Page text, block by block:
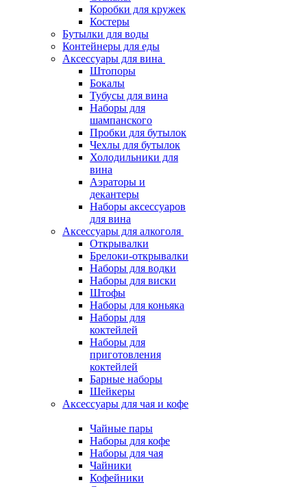
Коробки для кружек
Костеры
Бутылки для воды
Контейнеры для еды
Аксессуары для вина
Штопоры
Бокалы
Тубусы для вина
Наборы для
шампанского
Пробки для бутылок
Чехлы для бутылок
Холодильники для
вина
Аэраторы и
декантеры
Наборы аксессуаров
для вина
Аксессуары для алкоголя
Открывалки
Брелоки-открывалки
Наборы для водки
Наборы для виски
Штофы
Наборы для коньяка
Наборы для
коктейлей
Наборы для
приготовления
коктейлей
Барные наборы
Шейкеры
Аксессуары для чая и кофе
Чайные пары
Наборы для кофе
Наборы для чая
Чайники
Кофейники